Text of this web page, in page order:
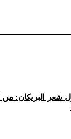
شعر البريكان: من